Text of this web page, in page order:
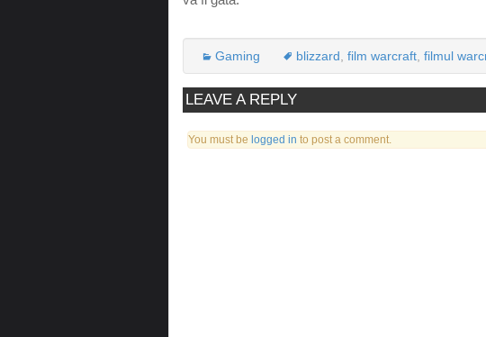
Gaming blizzard film warcraft filmul
LEAVE A REPLY
You must be logged in to post a comment.